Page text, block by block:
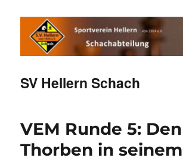
SV Hellern Schach
VEM Runde 5: Den
Thorben in